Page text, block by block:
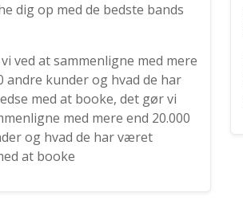
dig op med de bedste bands
ved at sammenligne med mere
andre kunder og hvad de har
med at booke, det gør vi
med mere end 20.000
og hvad de har været
at booke